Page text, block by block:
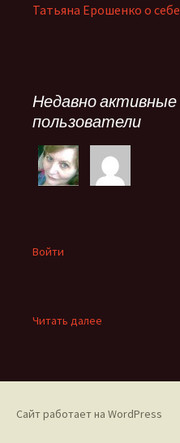
Татьяна Ерошенко о себе
Недавно активные
пользователи
Войти
Читать далее
Сайт работает на WordPress